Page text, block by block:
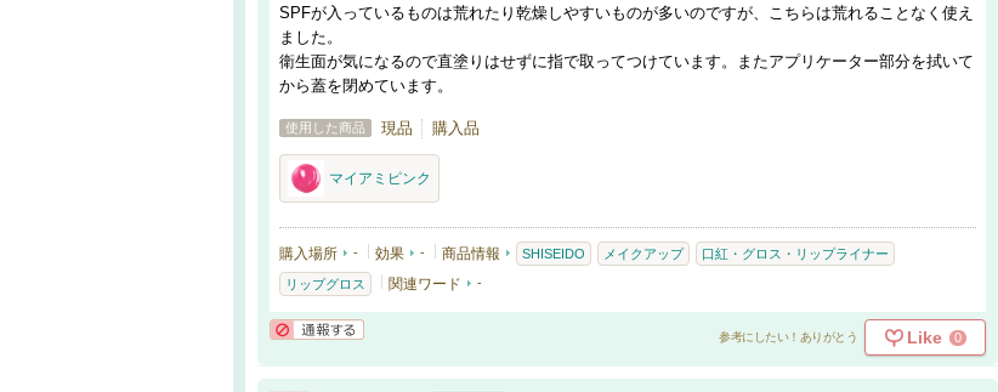
SPFが入っているものは荒れたり乾燥しやすいものが多いのですが、こちらは荒れることなく使え
ました。
衛生面が気になるので直塗りはせずに指で取ってつけています。またアプリケーター部分を拭いて
から蓋を閉めています。
使用した商品 現品 購入品
マイアミピンク
購入場所 - 効果 - 商品情報 SHISEIDO メイクアップ 口紅・グロス・リップライナー
リップグロス 関連ワード -
参考にしたい！ありがとう Like 0